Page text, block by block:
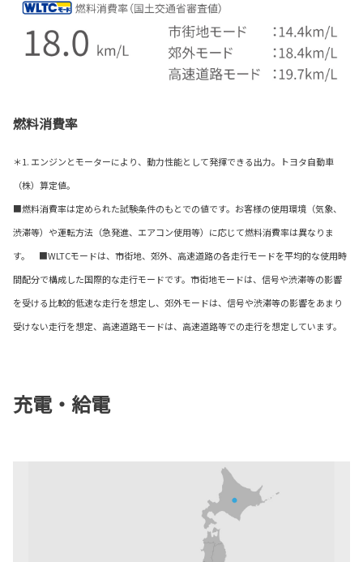
燃料消費率
＊1. エンジンとモーターにより、動力性能として発揮できる出力。トヨタ自動車
（株）算定値。
■燃料消費率は定められた試験条件のもとでの値です。お客様の使用環境（気象、
渋滞等）や運転方法（急発進、エアコン使用等）に応じて燃料消費率は異なりま
す。 ■WLTCモードは、市街地、郊外、高速道路の各走行モードを平均的な使用時
間配分で構成した国際的な走行モードです。市街地モードは、信号や渋滞等の影響
を受ける比較的低速な走行を想定し、郊外モードは、信号や渋滞等の影響をあまり
受けない走行を想定、高速道路モードは、高速道路等での走行を想定しています。
充電・給電